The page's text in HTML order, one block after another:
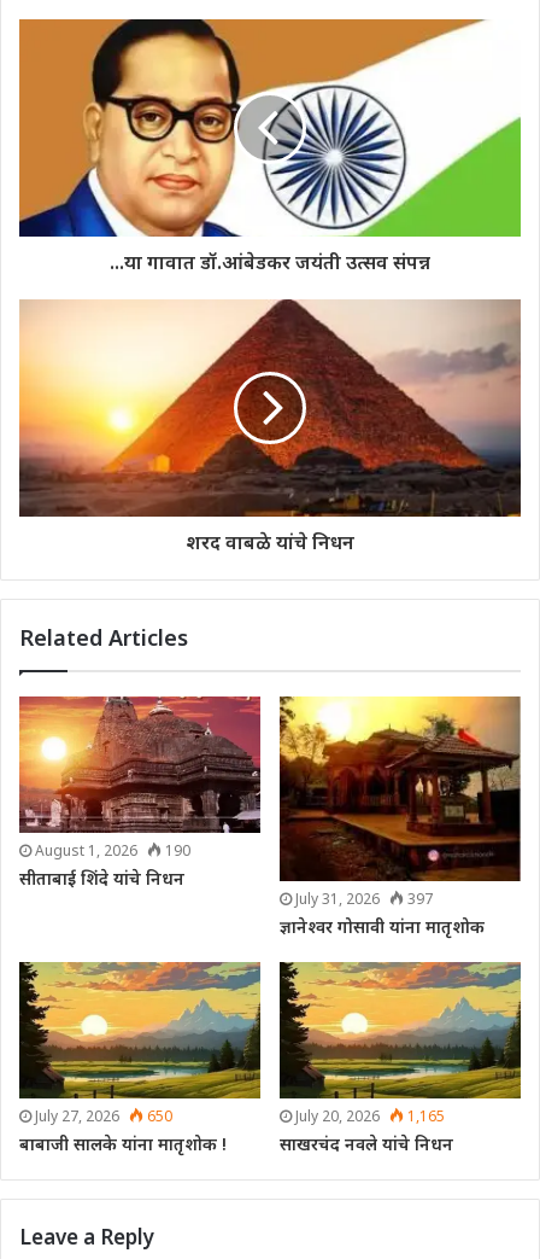
...या गावात डॉ.आंबेडकर जयंती उत्सव संपन्न
शरद वाबळे यांचे निधन
Related Articles
August 1, 2026 190
सीताबाई शिंदे यांचे निधन
July 31, 2026 397
ज्ञानेश्वर गोसावी यांना मातृशोक
July 27, 2026 650
बाबाजी सालके यांना मातृशोक !
July 20, 2026 1,165
साखरचंद नवले यांचे निधन
Leave a Reply